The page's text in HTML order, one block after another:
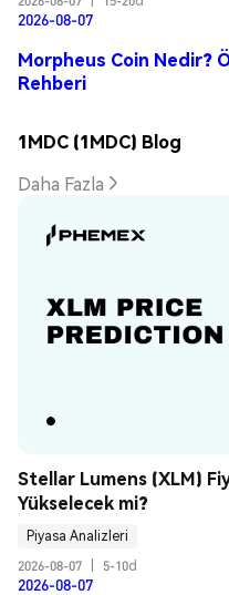
2026-08-07
Morpheus Coin Nedir?
Rehberi
1MDC (1MDC) Blog
Daha Fazla
Stellar Lumens (XLM)
Yükselecek mi?
Piyasa Analizleri
2026-08-07
5-10d
2026-08-07